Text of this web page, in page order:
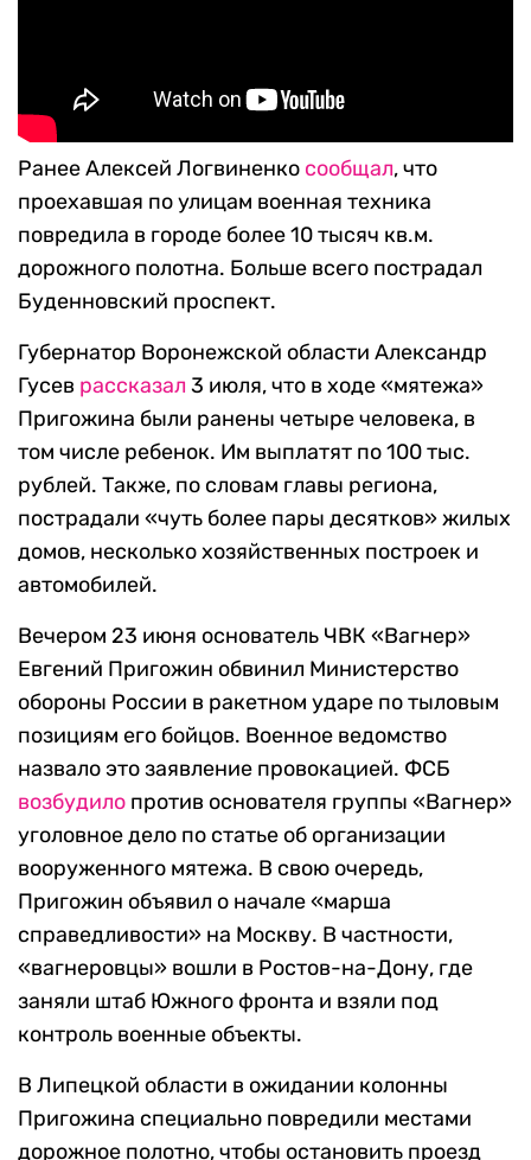
Ранее Алексей Логвиненко сообщал, что
проехавшая по улицам военная техника
повредила в городе более 10 тысяч кв.м.
дорожного полотна. Больше всего пострадал
Буденновский проспект.
Губернатор Воронежской области Александр
Гусев рассказал 3 июля, что в ходе «мятежа»
Пригожина были ранены четыре человека, в
том числе ребенок. Им выплатят по 100 тыс.
рублей. Также, по словам главы региона,
пострадали «чуть более пары десятков» жилых
домов, несколько хозяйственных построек и
автомобилей.
Вечером 23 июня основатель ЧВК «Вагнер»
Евгений Пригожин обвинил Министерство
обороны России в ракетном ударе по тыловым
позициям его бойцов. Военное ведомство
назвало это заявление провокацией. ФСБ
возбудило против основателя группы «Вагнер»
уголовное дело по статье об организации
вооруженного мятежа. В свою очередь,
Пригожин объявил о начале «марша
справедливости» на Москву. В частности,
«вагнеровцы» вошли в Ростов-на-Дону, где
заняли штаб Южного фронта и взяли под
контроль военные объекты.
В Липецкой области в ожидании колонны
Пригожина специально повредили местами
дорожное полотно, чтобы остановить проезд